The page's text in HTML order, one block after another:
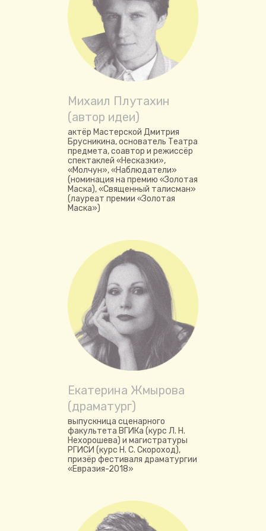
Михаил Плутахин
(автор идеи)
актёр Мастерской Дмитрия
Брусникина, основатель Театра
предмета, соавтор и режиссёр
спектаклей «Несказки»,
«Молчун», «Наблюдатели»
(номинация на премию «Золотая
Маска), «Священный талисман»
(лауреат премии «Золотая
Маска»)
Екатерина Жмырова
(драматург)
выпускница сценарного
факультета ВГИКа (курс Л. Н.
Нехорошева) и магистратуры
РГИСИ (курс Н. С. Скороход),
призёр фестиваля драматургии
«Евразия-2018»